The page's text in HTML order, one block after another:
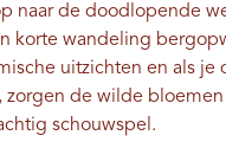
naar de doodlopende
korte wandeling
uitzichten en als je
zorgen de wilde
schouwspel.